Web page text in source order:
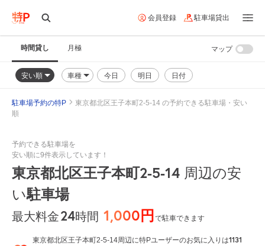
会員登録 駐車場貸出
時間貸し 月極
安い順 車種 今日 明日 日付
マップ
駐車場予約の特P
東京都北区王子本町2-5-14 の予約できる駐車場・安い
順
予約できる駐車場を
安い順に9件表示しています！
東京都北区王子本町2-5-14 周辺の安
い駐車場
最大料金24時間 1,000円で駐車できます
東京都北区王子本町2-5-14周辺に特Pユーザーのお気に入りは1131